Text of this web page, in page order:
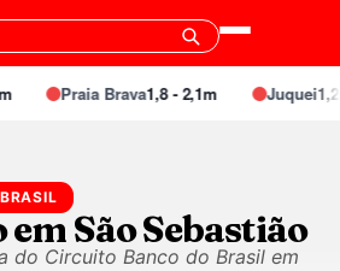
Praia Brava1,8 - 2,1m Juquei1,2 -
São Sebastião
do Circuito Banco do Brasil em